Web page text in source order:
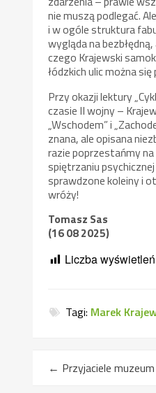
nie muszą podlegać.
i w ogóle struktura
wygląda na
czego Krajewski
łódzkich ulic można
Przy okazji lektury
czasie II wojny –
„Wschodem” i
znana, ale opisana
razie poprzestańmy
spiętrzaniu
sprawdzone koleiny i
wróży!
Tomasz Sas
(16 08 2025)
Liczba
Tagi: Marek
← Przyjaciele muzeum